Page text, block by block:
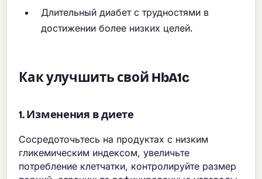
Длительный диабет с трудностями в
достижении более низких целей.
Как улучшить свой HbA1c
1. Изменения в диете
Сосредоточьтесь на продуктах с низким
гликемическим индексом, увеличьте
потребление клетчатки, контролируйте размер